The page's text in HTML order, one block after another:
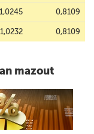
1,0245 0,8109
1,0232 0,8109
mazout